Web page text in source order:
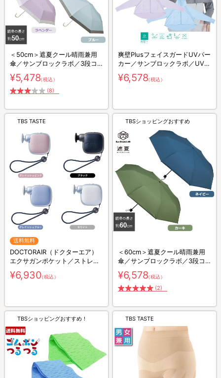
＜50cm＞遮夏クール晴雨兼用
傘／サンブロックラボ／3段コ
ンパクト／UVカット率99.9%／
紫外線対策／放射冷却
¥5,478（税込）
(8)
爽壁PlusフェイスガードUVパー
カー／サンブロックラボ／UVカ
ット率99.9%／紫外線対策／接
触冷感
¥6,578（税込）
TBS TASTE
送料無料
DOCTORAIR（ドクターエア）
エクサガンポケット／ストレッ
チサポート／ボディケア
¥6,930（税込）
TBSショッピングおすすめ
＜60cm＞遮夏クール晴雨兼用
傘／サンブロックラボ／3段コ
ンパクト
¥6,578（税込）
(2)
TBSショッピングおすすめ！ TBS TASTE